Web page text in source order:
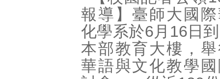
報導】臺師大國
化學系於6月16日
本部教育大樓，
華語與文化教學